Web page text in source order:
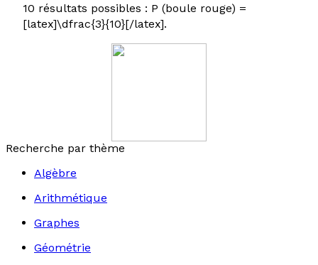
10 résultats possibles : P (boule rouge) =
[latex]\dfrac{3}{10}[/latex].
Recherche par thème
Algèbre
Arithmétique
Graphes
Géométrie